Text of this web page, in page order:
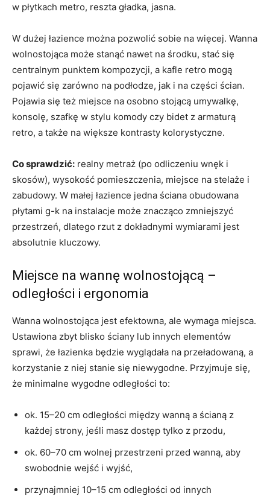
w płytkach metro, reszta gładka, jasna.
W dużej łazience można pozwolić sobie na więcej. Wanna
wolnostojąca może stanąć nawet na środku, stać się
centralnym punktem kompozycji, a kafle retro mogą
pojawić się zarówno na podłodze, jak i na części ścian.
Pojawia się też miejsce na osobno stojącą umywalkę,
konsolę, szafkę w stylu komody czy bidet z armaturą
retro, a także na większe kontrasty kolorystyczne.
Co sprawdzić: realny metraż (po odliczeniu wnęk i
skosów), wysokość pomieszczenia, miejsce na stelaże i
zabudowy. W małej łazience jedna ściana obudowana
płytami g-k na instalacje może znacząco zmniejszyć
przestrzeń, dlatego rzut z dokładnymi wymiarami jest
absolutnie kluczowy.
Miejsce na wannę wolnostojącą –
odległości i ergonomia
Wanna wolnostojąca jest efektowna, ale wymaga miejsca.
Ustawiona zbyt blisko ściany lub innych elementów
sprawi, że łazienka będzie wyglądała na przeładowaną, a
korzystanie z niej stanie się niewygodne. Przyjmuje się,
że minimalne wygodne odległości to:
ok. 15–20 cm odległości między wanną a ścianą z
każdej strony, jeśli masz dostęp tylko z przodu,
ok. 60–70 cm wolnej przestrzeni przed wanną, aby
swobodnie wejść i wyjść,
przynajmniej 10–15 cm odległości od innych